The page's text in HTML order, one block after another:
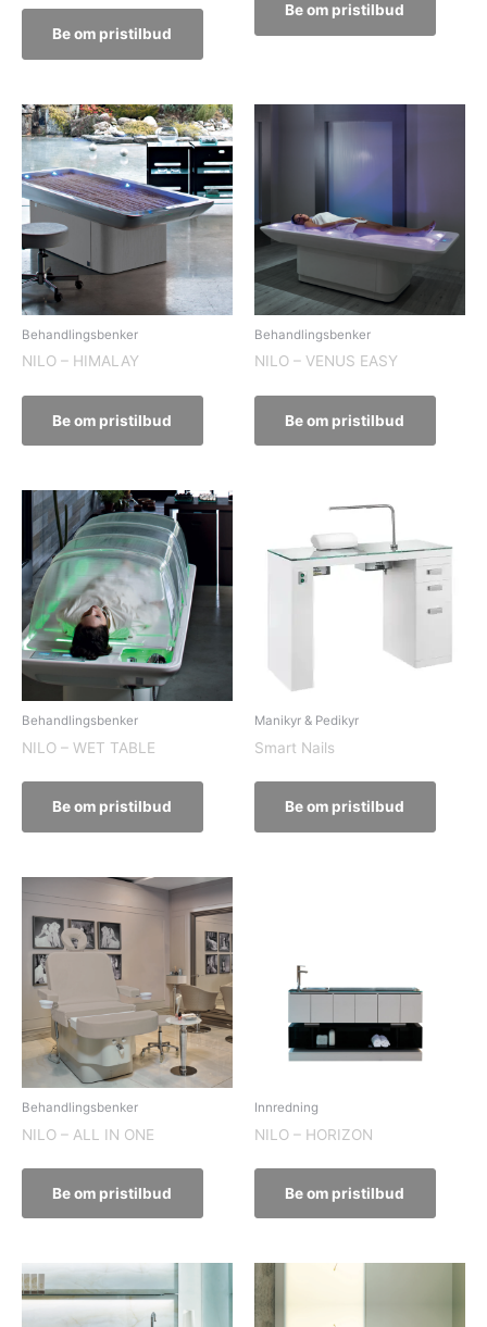
Be om pristilbud
Be om pristilbud
Behandlingsbenker
NILO – HIMALAY
Be om pristilbud
Behandlingsbenker
NILO – VENUS EASY
Be om pristilbud
Behandlingsbenker
NILO – WET TABLE
Be om pristilbud
Manikyr & Pedikyr
Smart Nails
Be om pristilbud
Behandlingsbenker
NILO – ALL IN ONE
Be om pristilbud
Innredning
NILO – HORIZON
Be om pristilbud